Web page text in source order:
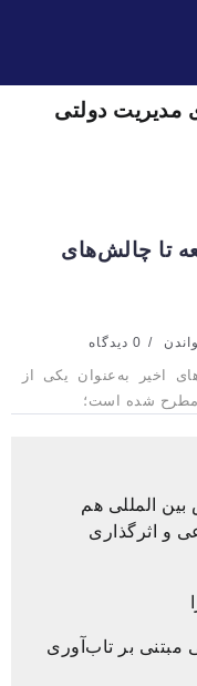
مدیریت دولتی
تا چالش‌های
0 دیدگاه
اخیر به‌عنوان یکی از
مطرح شده است؛
المللی هم
و اثرگذاری
مبتنی بر تاب‌آوری